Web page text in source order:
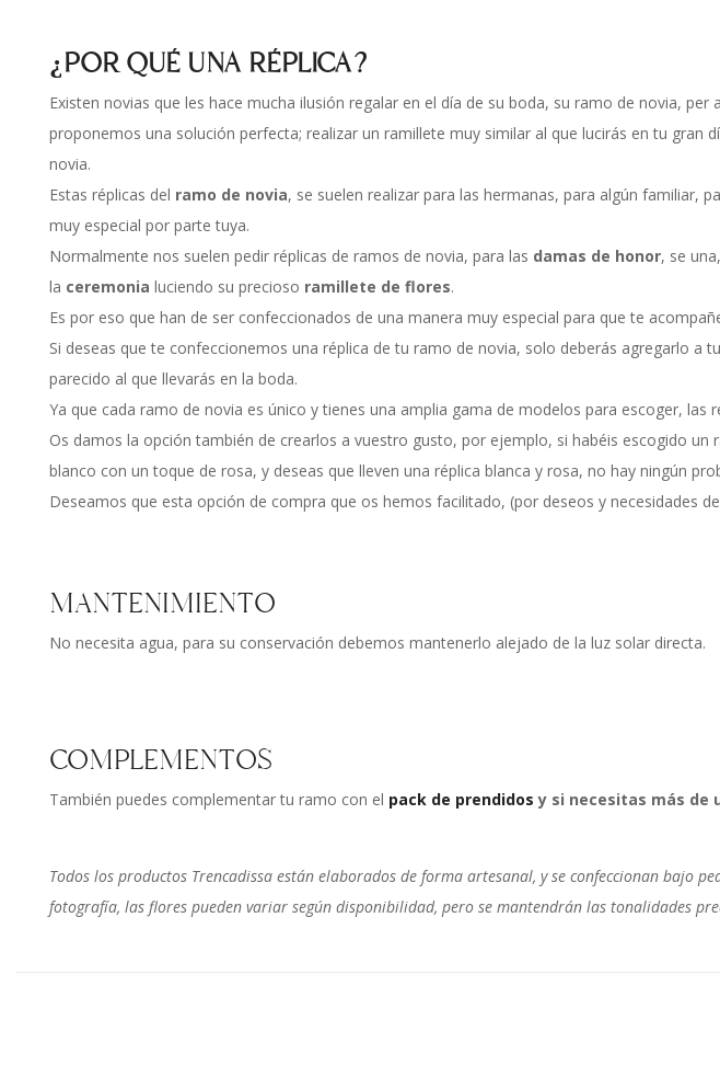
¿POR QUÉ UNA RÉPLICA?
Existen novias que les hace mucha ilusión regalar en el día de su boda, su ramo de novia,
proponemos una solución perfecta; realizar un ramillete muy similar al que lucirás en tu
novia.
Estas réplicas del ramo de novia, se suelen realizar para las hermanas, para algún familiar,
muy especial por parte tuya.
Normalmente nos suelen pedir réplicas de ramos de novia, para las damas de honor, se
la ceremonia luciendo su precioso ramillete de flores.
Es por eso que han de ser confeccionados de una manera muy especial para que te
Si deseas que te confeccionemos una réplica de tu ramo de novia, solo deberás agregarlo
parecido al que llevarás en la boda.
Ya que cada ramo de novia es único y tienes una amplia gama de modelos para escoger, las
Os damos la opción también de crearlos a vuestro gusto, por ejemplo, si habéis escogido
blanco con un toque de rosa, y deseas que lleven una réplica blanca y rosa, no hay ningún
Deseamos que esta opción de compra que os hemos facilitado, (por deseos y necesidades
MANTENIMIENTO
No necesita agua, para su conservación debemos mantenerlo alejado de la luz solar directa.
COMPLEMENTOS
También puedes complementar tu ramo con el pack de prendidos y si necesitas más de
Todos los productos Trencadissa están elaborados de forma artesanal, y se confeccionan bajo
fotografía, las flores pueden variar según disponibilidad, pero se mantendrán las tonalidades